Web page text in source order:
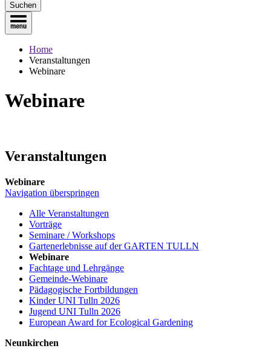
Suchen
Home
Veranstaltungen
Webinare
Webinare
Veranstaltungen
Webinare
Navigation überspringen
Alle Veranstaltungen
Vorträge
Seminare / Workshops
Gartenerlebnisse auf der GARTEN TULLN
Webinare
Fachtage und Lehrgänge
Gemeinde-Webinare
Pädagogische Fortbildungen
Kinder UNI Tulln 2026
Jugend UNI Tulln 2026
European Award for Ecological Gardening
Neunkirchen